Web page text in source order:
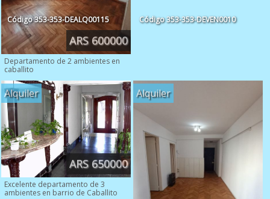
Código353-353-DEALQ00115
ARS 600000
Departamento de 2 ambientes en
caballito
Código353-353-DEVEN0010
Alquiler
ARS 650000
Excelente departamento de 3
ambientes en barrio de Caballito
Alquiler